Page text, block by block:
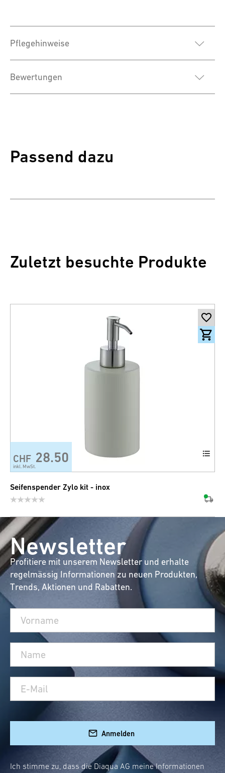
Pflegehinweise
Bewertungen
Passend dazu
Zuletzt besuchte Produkte
CHF 28.50
inkl. MwSt.
Seifenspender Zylo kit - inox
Newsletter
Profitiere mit unserem Newsletter und erhalte
regelmässig Informationen zu neuen Produkten,
Trends, Aktionen und Rabatten.
Anmelden
Ich stimme zu, dass die Diaqua AG meine Informationen